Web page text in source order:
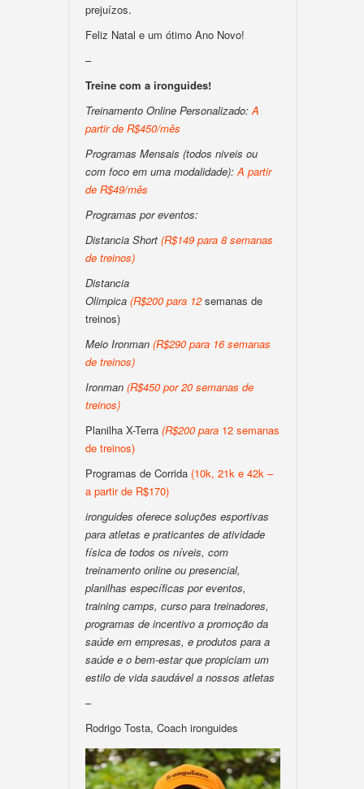
prejuízos.
Feliz Natal e um ótimo Ano Novo!
–
Treine com a ironguides!
Treinamento Online Personalizado:A
partir de R$450/mês
Programas Mensais (todos niveis ou
com foco em uma modalidade):A partir
de R$49/mês
Programas por eventos:
Distancia Short (R$149 para 8 semanas
de treinos)
Distancia
Olimpica (R$200 para 12semanas de
treinos)
Meio Ironman (R$290 para 16 semanas
de treinos)
Ironman (R$450 por 20 semanas de
treinos)
Planilha X-Terra (R$200 para 12 semanas
de treinos)
Programas de Corrida (10k, 21k e 42k –
a partir de R$170)
ironguides oferece soluções esportivas
para atletas e praticantes de atividade
física de todos os níveis, com
treinamento online ou presencial,
planilhas específicas por eventos,
training camps, curso para treinadores,
programas de incentivo a promoção da
saúde em empresas, e produtos para a
saúde e o bem-estar que propiciam um
estilo de vida saudável a nossos atletas
–
Rodrigo Tosta, Coach ironguides